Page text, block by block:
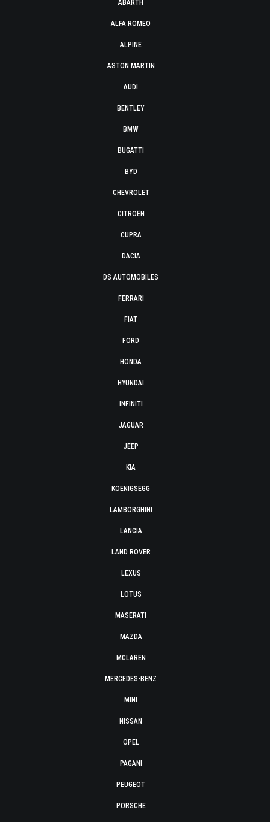
ABARTH
ALFA ROMEO
ALPINE
ASTON MARTIN
AUDI
BENTLEY
BMW
BUGATTI
BYD
CHEVROLET
CITROËN
CUPRA
DACIA
DS AUTOMOBILES
FERRARI
FIAT
FORD
HONDA
HYUNDAI
INFINITI
JAGUAR
JEEP
KIA
KOENIGSEGG
LAMBORGHINI
LANCIA
LAND ROVER
LEXUS
LOTUS
MASERATI
MAZDA
MCLAREN
MERCEDES-BENZ
MINI
NISSAN
OPEL
PAGANI
PEUGEOT
PORSCHE